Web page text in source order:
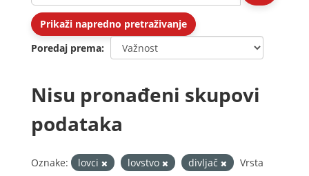
Prikaži napredno pretraživanje
Poredaj prema
Nisu pronađeni skupovi
podataka
Oznake: lovci lovstvo divljač
Vrsta